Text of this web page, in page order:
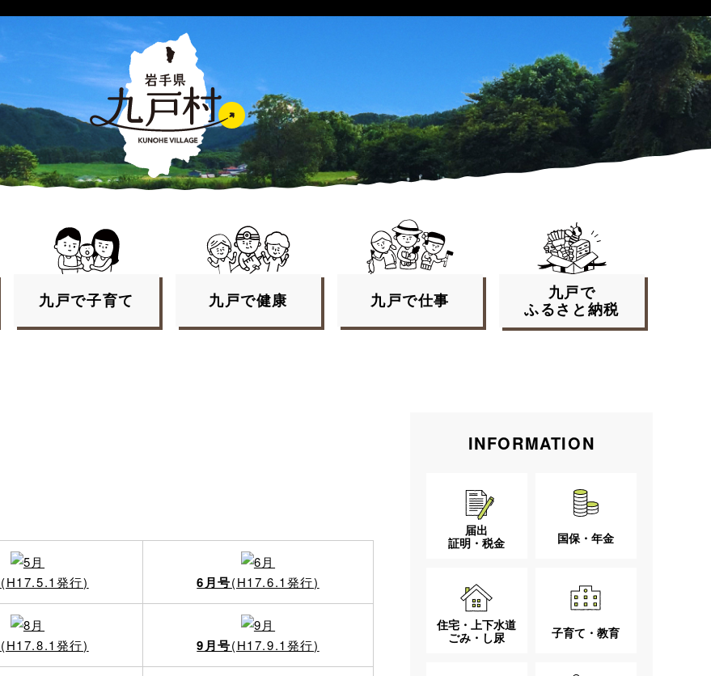
九戸で子育て 九戸で健康 九戸で仕事
九戸で
ふるさと納税
(H17.5.1発行) 6月号(H17.6.1発行)
(H17.8.1発行) 9月号(H17.9.1発行)
INFORMATION
届出
証明・税金
国保・年金
住宅・上下水道
ごみ・し尿
子育て・教育